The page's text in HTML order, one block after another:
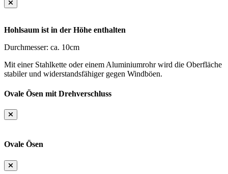
Hohlsaum ist in der Höhe enthalten
Durchmesser: ca. 10cm
Mit einer Stahlkette oder einem Aluminiumrohr wird die Oberfläche
stabiler und widerstandsfähiger gegen Windböen.
Ovale Ösen mit Drehverschluss
Ovale Ösen